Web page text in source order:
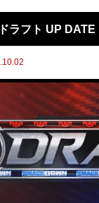
ラフト UP DATE